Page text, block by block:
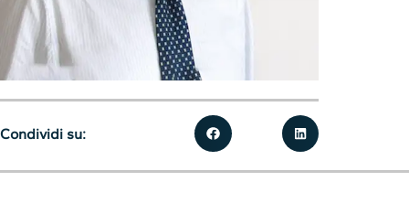
Condividi su: